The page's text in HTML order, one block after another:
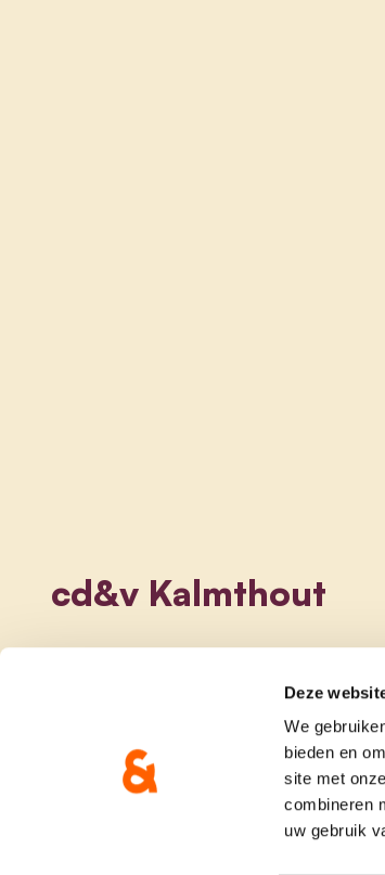
Deze
We
bieden en
site met
combineren
uw gebruik
cd&v Kalmthout